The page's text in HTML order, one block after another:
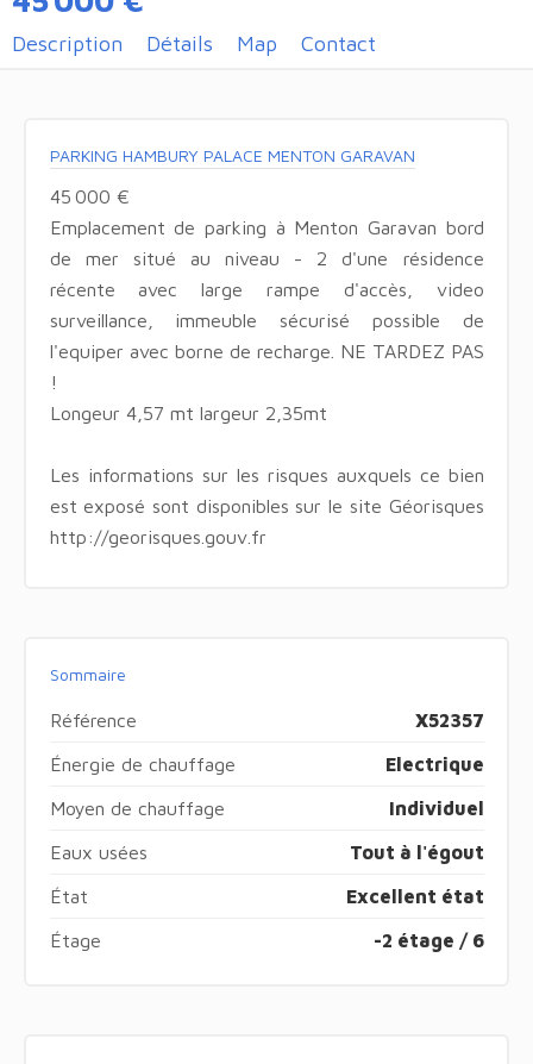
Description Détails Map Contact
PARKING HAMBURY PALACE MENTON GARAVAN
45 000 €
Emplacement de parking à Menton Garavan bord
de mer situé au niveau - 2 d'une résidence
récente avec large rampe d'accès, video
surveillance, immeuble sécurisé possible de
l'equiper avec borne de recharge. NE TARDEZ PAS
!
Longeur 4,57 mt largeur 2,35mt
Les informations sur les risques auxquels ce bien
est exposé sont disponibles sur le site Géorisques
http://georisques.gouv.fr
Sommaire
Référence X52357
Énergie de chauffage Electrique
Moyen de chauffage Individuel
Eaux usées Tout à l'égout
État Excellent état
Étage -2 étage / 6